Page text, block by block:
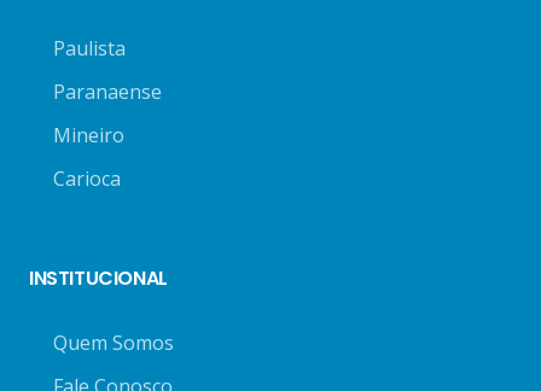
Paulista
Paranaense
Mineiro
Carioca
INSTITUCIONAL
Quem Somos